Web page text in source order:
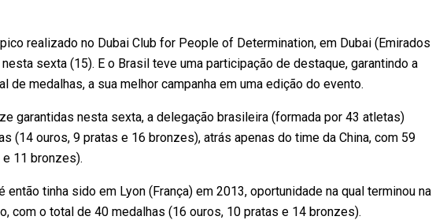
realizado no Dubai Club for People of Determination, em Dubai (Emirados
sexta (15). E o Brasil teve uma participação de destaque, garantindo a
de medalhas, a sua melhor campanha em uma edição do evento.
garantidas nesta sexta, a delegação brasileira (formada por 43 atletas)
(14 ouros, 9 pratas e 16 bronzes), atrás apenas do time da China, com 59
11 bronzes).
então tinha sido em Lyon (França) em 2013, oportunidade na qual terminou na
com o total de 40 medalhas (16 ouros, 10 pratas e 14 bronzes).